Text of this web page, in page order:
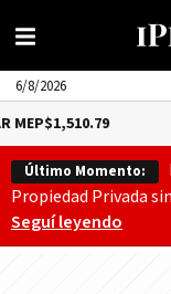
6/8/2026
Último Momento:
Propiedad Privada
Seguí leyendo